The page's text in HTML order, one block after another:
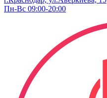
Пн-Вс 09:00-20:00